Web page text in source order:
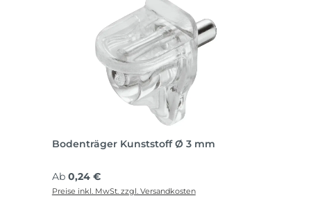
Bodenträger Kunststoff Ø 3 mm
Regulärer Preis:
Ab 0,24 €
Preise inkl. MwSt. zzgl. Versandkosten